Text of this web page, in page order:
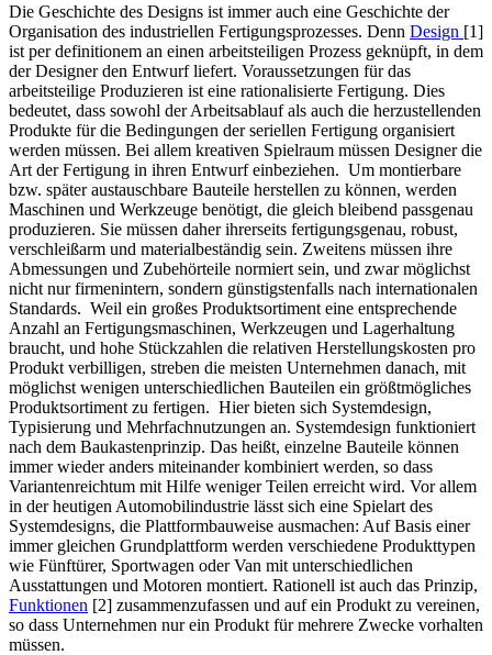
Die Geschichte des Designs ist immer auch eine Geschichte der
Organisation des industriellen Fertigungsprozesses. Denn Design [1]
ist per definitionem an einen arbeitsteiligen Prozess geknüpft, in dem
der Designer den Entwurf liefert. Voraussetzungen für das
arbeitsteilige Produzieren ist eine rationalisierte Fertigung. Dies
bedeutet, dass sowohl der Arbeitsablauf als auch die herzustellenden
Produkte für die Bedingungen der seriellen Fertigung organisiert
werden müssen. Bei allem kreativen Spielraum müssen Designer die
Art der Fertigung in ihren Entwurf einbeziehen. Um montierbare
bzw. später austauschbare Bauteile herstellen zu können, werden
Maschinen und Werkzeuge benötigt, die gleich bleibend passgenau
produzieren. Sie müssen daher ihrerseits fertigungsgenau, robust,
verschleißarm und materialbeständig sein. Zweitens müssen ihre
Abmessungen und Zubehörteile normiert sein, und zwar möglichst
nicht nur firmenintern, sondern günstigstenfalls nach internationalen
Standards. Weil ein großes Produktsortiment eine entsprechende
Anzahl an Fertigungsmaschinen, Werkzeugen und Lagerhaltung
braucht, und hohe Stückzahlen die relativen Herstellungskosten pro
Produkt verbilligen, streben die meisten Unternehmen danach, mit
möglichst wenigen unterschiedlichen Bauteilen ein größtmögliches
Produktsortiment zu fertigen. Hier bieten sich Systemdesign,
Typisierung und Mehrfachnutzungen an. Systemdesign funktioniert
nach dem Baukastenprinzip. Das heißt, einzelne Bauteile können
immer wieder anders miteinander kombiniert werden, so dass
Variantenreichtum mit Hilfe weniger Teilen erreicht wird. Vor allem
in der heutigen Automobilindustrie lässt sich eine Spielart des
Systemdesigns, die Plattformbauweise ausmachen: Auf Basis einer
immer gleichen Grundplattform werden verschiedene Produkttypen
wie Fünftürer, Sportwagen oder Van mit unterschiedlichen
Ausstattungen und Motoren montiert. Rationell ist auch das Prinzip,
Funktionen [2] zusammenzufassen und auf ein Produkt zu vereinen,
so dass Unternehmen nur ein Produkt für mehrere Zwecke vorhalten
müssen.